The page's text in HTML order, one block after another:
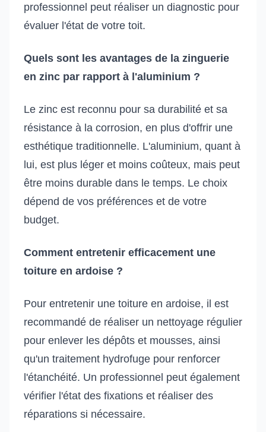
professionnel peut réaliser un diagnostic pour
évaluer l'état de votre toit.
Quels sont les avantages de la zinguerie
en zinc par rapport à l'aluminium ?
Le zinc est reconnu pour sa durabilité et sa
résistance à la corrosion, en plus d'offrir une
esthétique traditionnelle. L'aluminium, quant à
lui, est plus léger et moins coûteux, mais peut
être moins durable dans le temps. Le choix
dépend de vos préférences et de votre
budget.
Comment entretenir efficacement une
toiture en ardoise ?
Pour entretenir une toiture en ardoise, il est
recommandé de réaliser un nettoyage régulier
pour enlever les dépôts et mousses, ainsi
qu'un traitement hydrofuge pour renforcer
l'étanchéité. Un professionnel peut également
vérifier l'état des fixations et réaliser des
réparations si nécessaire.